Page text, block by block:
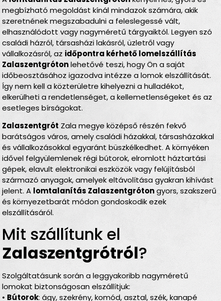
megbízható megoldást kínál mindazok számára, akik
szeretnének megszabadulni a feleslegessé vált,
elhasználódott vagy nagyméretű tárgyaiktól. Legyen szó
családi házról, társasházi lakásról, üzletről vagy
vállalkozásról, az időpontra kérhető lomelszállítás
Zalaszentgrótonlehetővé teszi, hogy Ön a saját
időbeosztásához igazodva intézze a lomok elszállítását.
Így nem kell a közterületre kihelyezni a hulladékot,
elkerülheti a rendetlenséget, a kellemetlenségeket és az
esetleges bírságokat.
Zalaszentgrót Zala megye középső részén fekvő
barátságos város, amely családi házakkal, társasházakkal
és vállalkozásokkal egyaránt büszkélkedhet. A környéken
idővel felgyülemlenek régi bútorok, elromlott háztartási
gépek, elavult elektronikai eszközök vagy felújításból
származó anyagok, amelyek eltávolítása gyakran kihívást
jelent. A lomtalanítás Zalaszentgrótongyors, szakszerű
és környezetbarát módon gondoskodik ezek
elszállításáról.
Mit szállítunk el
Zalaszentgrótról?
Szolgáltatásunk során a leggyakoribb nagyméretű
lomokat biztonságosan elszállítjuk:
• Bútorok: ágy, szekrény, komód, asztal, szék, kanapé